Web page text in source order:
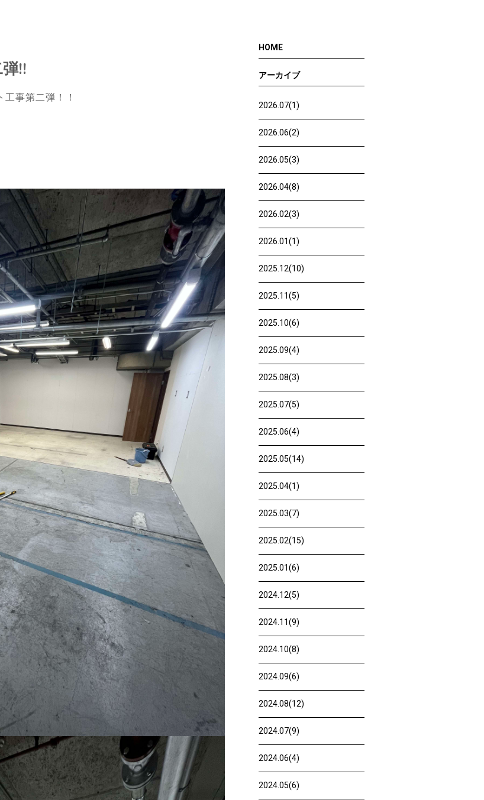
!!
事第二弾！！
HOME
アーカイブ
2026.07(1)
2026.06(2)
2026.05(3)
2026.04(8)
2026.02(3)
2026.01(1)
2025.12(10)
2025.11(5)
2025.10(6)
2025.09(4)
2025.08(3)
2025.07(5)
2025.06(4)
2025.05(14)
2025.04(1)
2025.03(7)
2025.02(15)
2025.01(6)
2024.12(5)
2024.11(9)
2024.10(8)
2024.09(6)
2024.08(12)
2024.07(9)
2024.06(4)
2024.05(6)